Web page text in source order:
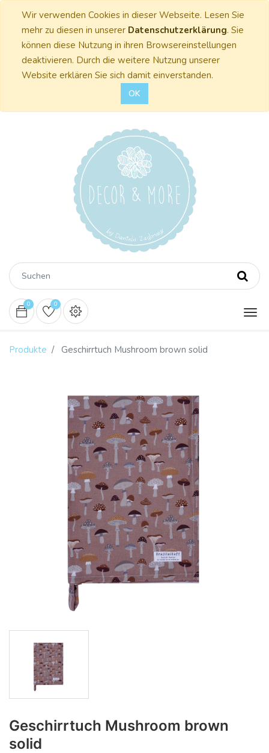
Wir verwenden Cookies in dieser Webseite. Lesen Sie
mehr zu diesen in unserer Datenschutzerklärung. Sie
können diese Nutzung in ihren Browsereinstellungen
deaktivieren. Durch die weitere Nutzung unserer
Website erklären Sie sich damit einverstanden.
OK
0 0
Produkte Geschirrtuch Mushroom brown solid
Geschirrtuch Mushroom brown
solid